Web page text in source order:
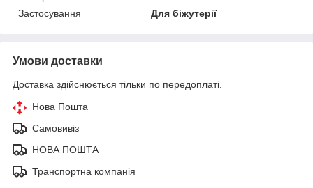
Застосування
Для біжутерії
Умови доставки
Доставка здійснюється тільки по передоплаті.
Нова Пошта
Самовивіз
НОВА ПОШТА
Транспортна компанія